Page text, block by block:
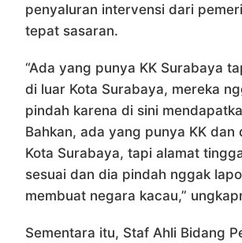
penyaluran intervensi dari
tepat sasaran.
“Ada yang punya KK Surabaya
di luar Kota Surabaya, mereka
pindah karena di sini
Bahkan, ada yang punya KK dan
Kota Surabaya, tapi alamat
sesuai dan dia pindah nggak
membuat negara kacau,”
Sementara itu, Staf Ahli Bidang